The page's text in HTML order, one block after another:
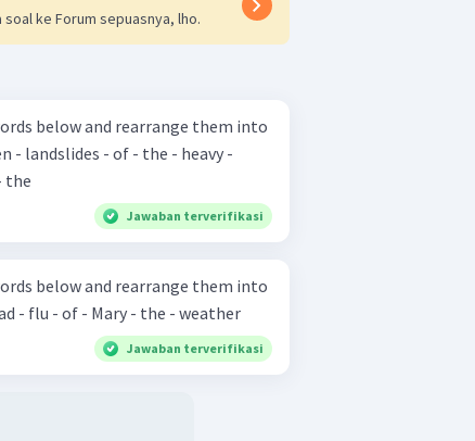
ke Forum sepuasnya, lho.
below and rearrange them into
the
Jawaban terverifikasi
below and rearrange them into
- bad - flu - of - Mary - the - weather
Jawaban terverifikasi